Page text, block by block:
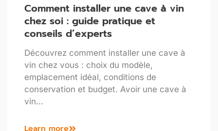
Comment installer une cave à vin
chez soi : guide pratique et
conseils d’experts
Découvrez comment installer une cave à
vin chez vous : choix du modèle,
emplacement idéal, conditions de
conservation et budget. Avoir une cave à
vin…
Learn more